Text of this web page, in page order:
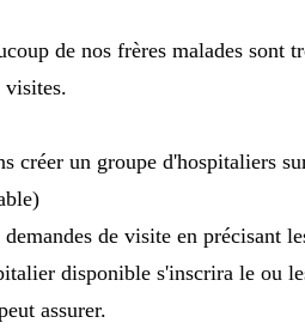
de nos frères malades sont
visites.
créer un groupe d'hospitaliers
de visite en précisant
disponible s'inscrira le ou
assurer.